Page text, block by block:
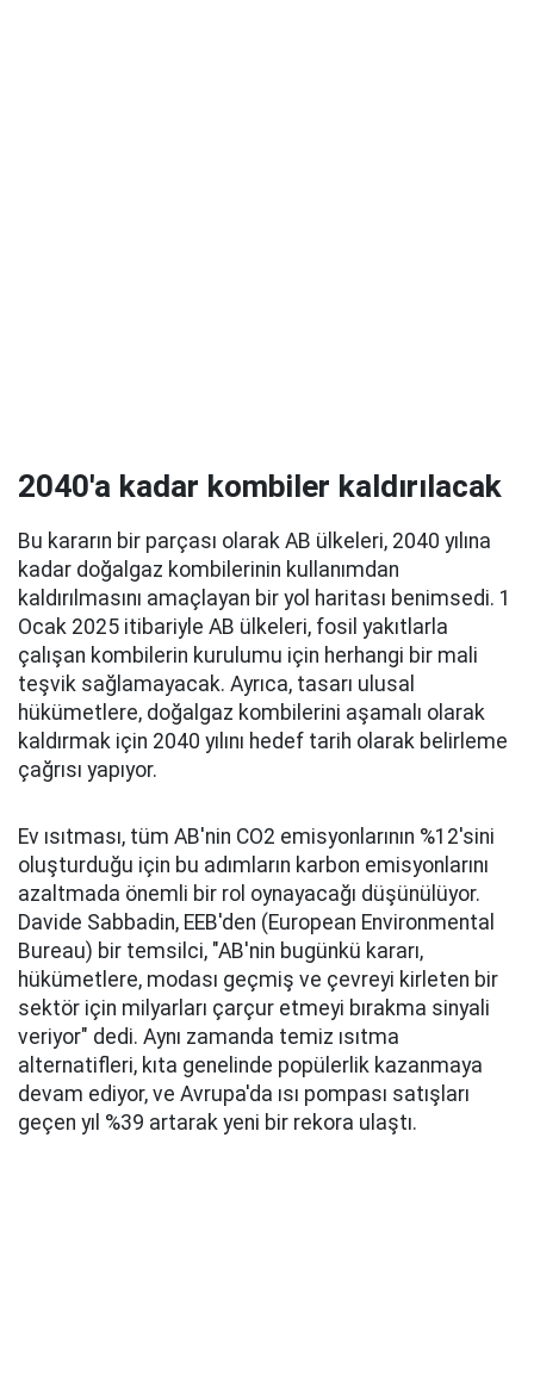
2040'a kadar kombiler kaldırılacak
Bu kararın bir parçası olarak AB ülkeleri, 2040 yılına
kadar doğalgaz kombilerinin kullanımdan
kaldırılmasını amaçlayan bir yol haritası benimsedi. 1
Ocak 2025 itibariyle AB ülkeleri, fosil yakıtlarla
çalışan kombilerin kurulumu için herhangi bir mali
teşvik sağlamayacak. Ayrıca, tasarı ulusal
hükümetlere, doğalgaz kombilerini aşamalı olarak
kaldırmak için 2040 yılını hedef tarih olarak belirleme
çağrısı yapıyor.
Ev ısıtması, tüm AB'nin CO2 emisyonlarının %12'sini
oluşturduğu için bu adımların karbon emisyonlarını
azaltmada önemli bir rol oynayacağı düşünülüyor.
Davide Sabbadin, EEB'den (European Environmental
Bureau) bir temsilci, "AB'nin bugünkü kararı,
hükümetlere, modası geçmiş ve çevreyi kirleten bir
sektör için milyarları çarçur etmeyi bırakma sinyali
veriyor" dedi. Aynı zamanda temiz ısıtma
alternatifleri, kıta genelinde popülerlik kazanmaya
devam ediyor, ve Avrupa'da ısı pompası satışları
geçen yıl %39 artarak yeni bir rekora ulaştı.